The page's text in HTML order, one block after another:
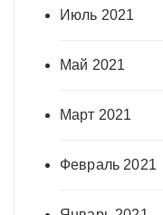
Июль 2021
Май 2021
Март 2021
Февраль 2021